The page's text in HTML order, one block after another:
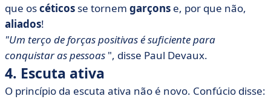
que oscéticos se tornem garçons e, por que não,
aliados!
"Um terço de forças positivas é suficiente para
conquistar as pessoas ", disse Paul Devaux.
4. Escuta ativa
O princípio da escuta ativa não é novo. Confúcio disse: